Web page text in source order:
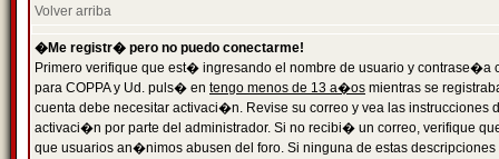
Volver arriba
�Me registr� pero no puedo conectarme!
Primero verifique que est� ingresando el nombre de usuario y
para COPPA y Ud. puls� en tengo menos de 13 a�os mientras se
cuenta debe necesitar activaci�n. Revise su correo y vea las
activaci�n por parte del administrador. Si no recibi� un correo, verifique
que usuarios an�nimos abusen del foro. Si ninguna de estas